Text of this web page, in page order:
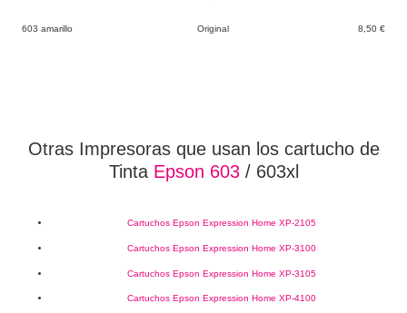
603 amarillo Original 8,50 €
Otras Impresoras que usan los cartucho de
Tinta Epson 603/ 603xl
Cartuchos Epson Expression Home XP-2105
Cartuchos Epson Expression Home XP-3100
Cartuchos Epson Expression Home XP-3105
Cartuchos Epson Expression Home XP-4100